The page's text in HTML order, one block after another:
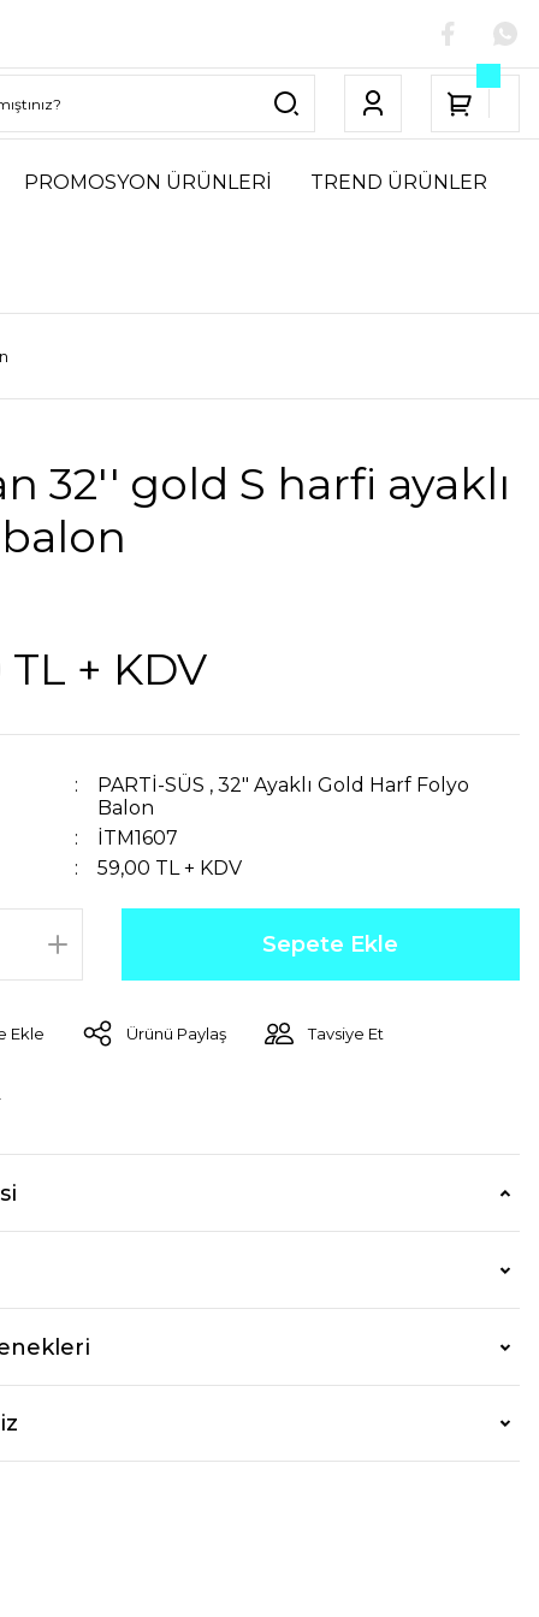
PROMOSYON ÜRÜNLERİ TREND ÜRÜNLER
32'' gold S harfi ayaklı
+ KDV
PARTİ-SÜS ,32″ Ayaklı Gold Harf Folyo
Balon
İTM1607
59,00 TL + KDV
Sepete Ekle
Ürünü Paylaş Tavsiye Et